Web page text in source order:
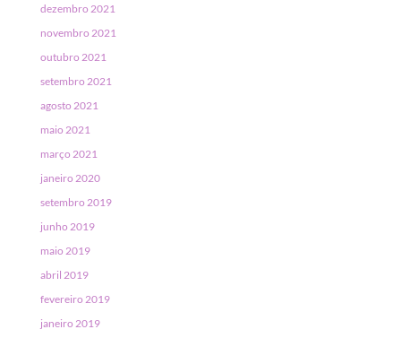
dezembro 2021
novembro 2021
outubro 2021
setembro 2021
agosto 2021
maio 2021
março 2021
janeiro 2020
setembro 2019
junho 2019
maio 2019
abril 2019
fevereiro 2019
janeiro 2019